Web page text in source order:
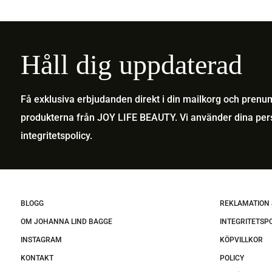
Håll dig uppdaterad
Få exklusiva erbjudanden direkt i din mailkorg och
produkterna från JOY LIFE BEAUTY. Vi använder dina
integritetspolicy.
BLOGG
OM JOHANNA LIND BAGGE
INSTAGRAM
KONTAKT
REKLAMATION
KÖPVILLKOR
POLICY